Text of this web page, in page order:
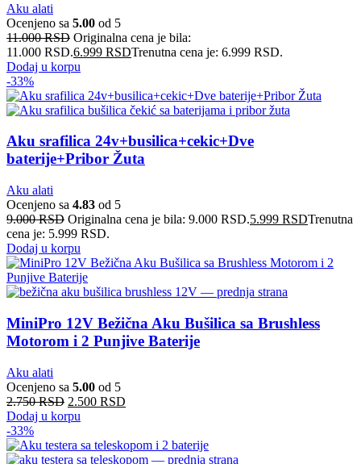
Aku alati
Ocenjeno sa 5.00 od 5
11.000RSD Originalna cena je bila:
11.000 RSD.6.999 RSDTrenutna cena je: 6.999 RSD.
Dodaj u korpu
-33%
Aku srafilica 24v+busilica+cekic+Dve
baterije+Pribor Žuta
Aku alati
Ocenjeno sa 4.83 od 5
9.000RSD Originalna cena je bila: 9.000 RSD.5.999 RSDTrenutna
cena je: 5.999 RSD.
Dodaj u korpu
MiniPro 12V Bežična Aku Bušilica sa Brushless
Motorom i 2 Punjive Baterije
Aku alati
Ocenjeno sa 5.00 od 5
2.750RSD 2.500 RSD
Dodaj u korpu
-33%